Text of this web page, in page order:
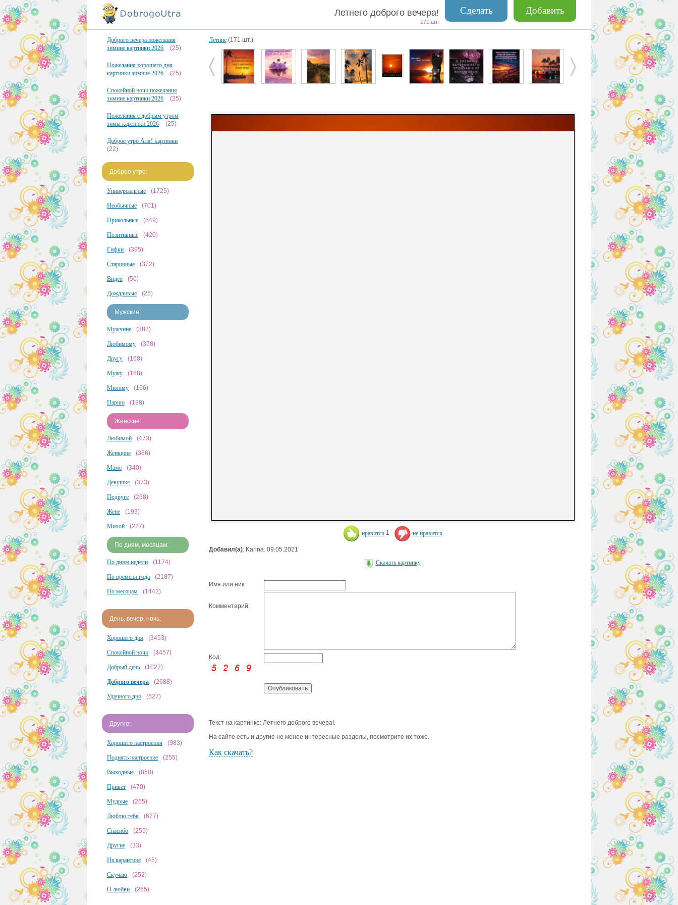
Добавить
Сделать
Летнего доброго вечера!
171 шт.
Доброго вечера пожелания
зимние картинки 2026
(25)
Пожелания хорошего дня
картинки зимние 2026
(25)
Спокойной ночи пожелания
зимние картинки 2026
(25)
Пожелания с добрым утром
зимы картинки 2026
(25)
Доброе утро Аля! картинки
(22)
Доброе утро:
Универсальные (1725)
Необычные (701)
Прикольные (649)
Позитивные (420)
Гифки (395)
Старинные (372)
Видео (50)
Дождливые (25)
Мужские:
Мужчине (382)
Любимому (378)
Другу (168)
Мужу (188)
Милому (166)
Парню (188)
Женские:
Любимой (473)
Женщине (386)
Маме (340)
Девушке (373)
Подруге (268)
Жене (193)
Милой (227)
По дням, месяцам:
По дням недели (1174)
По времени года (2187)
По месяцам (1442)
День, вечер, ночь:
Хорошего дня (3453)
Спокойной ночи (4457)
Добрый день (1027)
Доброго вечера (2688)
Удачного дня (627)
Другие:
Хорошего настроения (983)
Поднять настроение (255)
Выходные (858)
Привет (470)
Мудрые (265)
Люблю тебя (677)
Спасибо (255)
Другие (33)
На карантине (45)
Скучаю (252)
О любви (265)
Летние (171 шт.)
нравится 1 не нравится
Добавил(а): Karina. 09.05.2021
Скачать картинку
Имя или ник:
Комментарий:
Код:
Текст на картинке: Летнего доброго вечера!.
На сайте есть и другие не менее интересные разделы, посмотрите их тоже.
Как скачать?